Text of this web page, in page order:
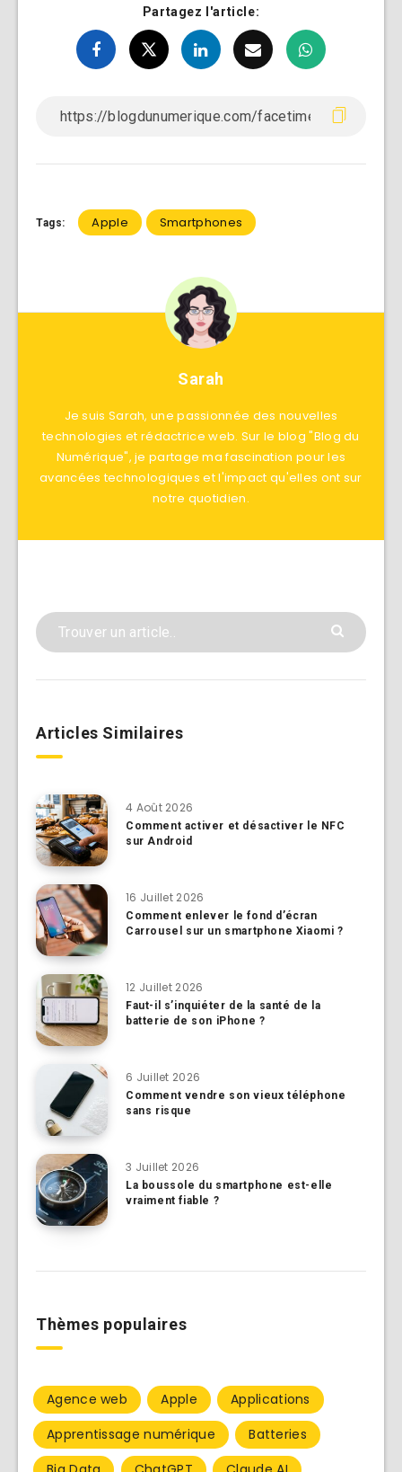
Partagez l'article:
Tags: Apple Smartphones
Sarah
Je suis Sarah, une passionnée des nouvelles
technologies et rédactrice web. Sur le blog "Blog du
Numérique", je partage ma fascination pour les
avancées technologiques et l'impact qu'elles ont sur
notre quotidien.
Articles Similaires
4 Août 2026
Comment activer et désactiver le NFC
sur Android
16 Juillet 2026
Comment enlever le fond d’écran
Carrousel sur un smartphone Xiaomi ?
12 Juillet 2026
Faut-il s’inquiéter de la santé de la
batterie de son iPhone ?
6 Juillet 2026
Comment vendre son vieux téléphone
sans risque
3 Juillet 2026
La boussole du smartphone est-elle
vraiment fiable ?
Thèmes populaires
Agence web Apple
Applications
Apprentissage numérique
Batteries